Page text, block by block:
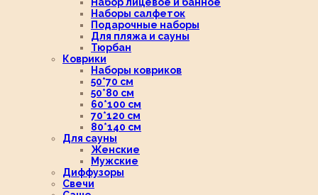
Наборы салфеток
Подарочные наборы
Для пляжа и сауны
Тюрбан
Коврики
Наборы ковриков
50*70 см
50*80 см
60*100 см
70*120 см
80*140 см
Для сауны
Женские
Мужские
Диффузоры
Свечи